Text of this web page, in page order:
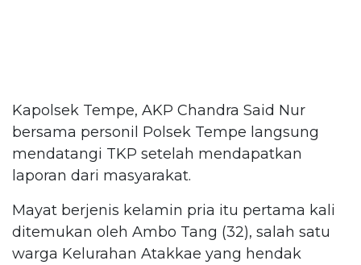
Kapolsek Tempe, AKP Chandra Said Nur
bersama personil Polsek Tempe langsung
mendatangi TKP setelah mendapatkan
laporan dari masyarakat.
Mayat berjenis kelamin pria itu pertama kali
ditemukan oleh Ambo Tang (32), salah satu
warga Kelurahan Atakkae yang hendak